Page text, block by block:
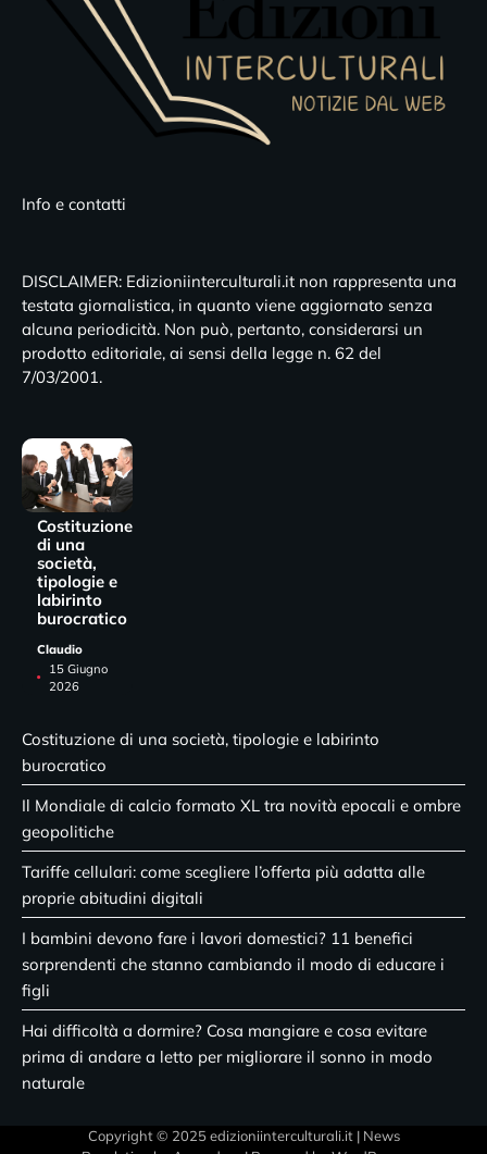
Info e contatti
DISCLAIMER: Edizioniinterculturali.it non rappresenta una
testata giornalistica, in quanto viene aggiornato senza
alcuna periodicità. Non può, pertanto, considerarsi un
prodotto editoriale, ai sensi della legge n. 62 del
7/03/2001.
Costituzione
di una
società,
tipologie e
labirinto
burocratico
Claudio
15 Giugno
2026
Costituzione di una società, tipologie e labirinto
burocratico
Il Mondiale di calcio formato XL tra novità epocali e ombre
geopolitiche
Tariffe cellulari: come scegliere l’offerta più adatta alle
proprie abitudini digitali
I bambini devono fare i lavori domestici? 11 benefici
sorprendenti che stanno cambiando il modo di educare i
figli
Hai difficoltà a dormire? Cosa mangiare e cosa evitare
prima di andare a letto per migliorare il sonno in modo
naturale
Copyright © 2025 edizioniinterculturali.it | News